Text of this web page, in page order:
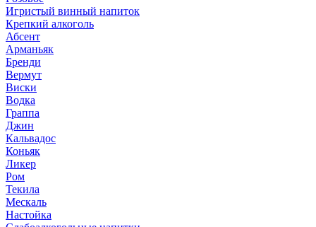
Игристый винный напиток
Крепкий алкоголь
Абсент
Арманьяк
Бренди
Вермут
Виски
Водка
Граппа
Джин
Кальвадос
Коньяк
Ликер
Ром
Текила
Мескаль
Настойка